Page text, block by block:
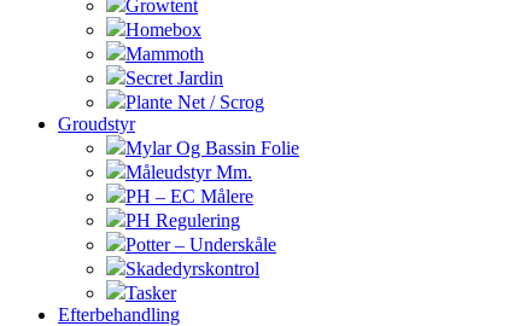
Growtent
Homebox
Mammoth
Secret Jardin
Plante Net / Scrog
Groudstyr
Mylar Og Bassin Folie
Måleudstyr Mm.
PH – EC Målere
PH Regulering
Potter – Underskåle
Skadedyrskontrol
Tasker
Efterbehandling